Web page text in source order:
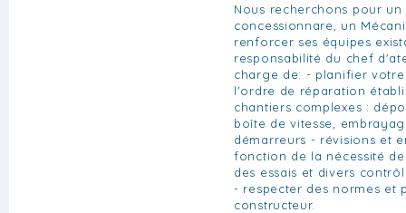
Nous recherchons pour
concessionnare, un
renforcer ses équipes
responsabilité du chef
charge de: - planifier
l'ordre de réparation
chantiers complexes :
boîte de vitesse,
démarreurs - révisions et
fonction de la nécessité
des essais et divers
- respecter des normes et
constructeur.